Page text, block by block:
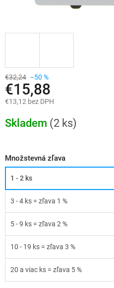
€32,24 –50 %
€15,88
€13,12 bez DPH
cena:
Skladem (2 ks)
Množstevná zľava
1 - 2 ks
3 - 4 ks = zľava 1 %
5 - 9 ks = zľava 2 %
10 - 19 ks = zľava 3 %
20 a viac ks = zľava 5 %